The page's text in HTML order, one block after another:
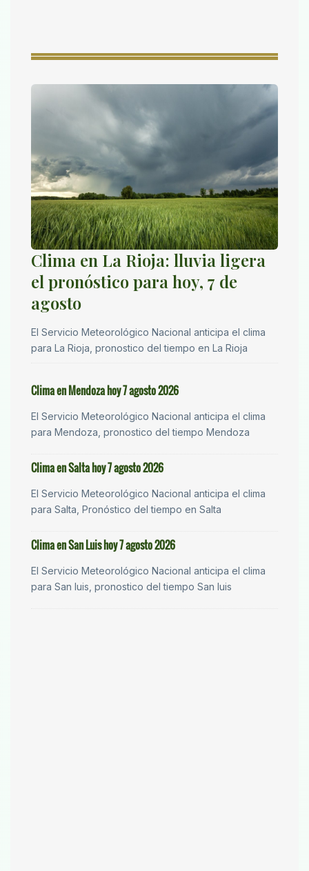
Clima en La Rioja: lluvia ligera
el pronóstico para hoy, 7 de
agosto
El Servicio Meteorológico Nacional anticipa el clima
para La Rioja, pronostico del tiempo en La Rioja
Clima en Mendoza hoy 7 agosto 2026
El Servicio Meteorológico Nacional anticipa el clima
para Mendoza, pronostico del tiempo Mendoza
Clima en Salta hoy 7 agosto 2026
El Servicio Meteorológico Nacional anticipa el clima
para Salta, Pronóstico del tiempo en Salta
Clima en San Luis hoy 7 agosto 2026
El Servicio Meteorológico Nacional anticipa el clima
para San luis, pronostico del tiempo San luis